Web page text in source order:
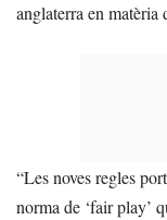
anglaterra en
“Les noves regles
norma de ‘fair play’